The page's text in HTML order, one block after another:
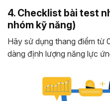
4. Checklist bài test
nhóm kỹ năng)
Hãy sử dụng thang điểm từ
dàng định lượng năng lực